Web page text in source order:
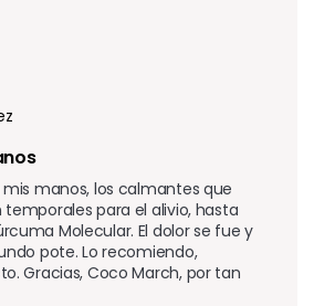
manos, los calmantes que
para el alivio, hasta
Molecular. El dolor se fue y
pote. Lo recomiendo,
Gracias, Coco March, por tan